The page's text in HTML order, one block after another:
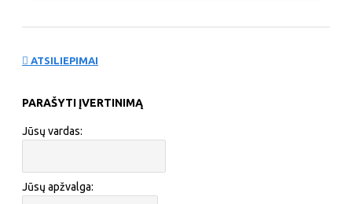
ATSILIEPIMAI
PARAŠYTI ĮVERTINIMĄ
Jūsų vardas:
Jūsų apžvalga: